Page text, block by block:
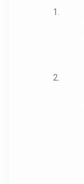
1.
2.